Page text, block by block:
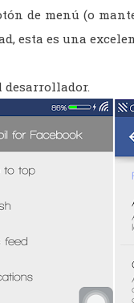
de menú (o
esta es una
desarrollador.